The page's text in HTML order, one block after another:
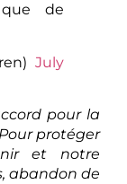
que de
July
pour la
protéger
et notre
abandon de